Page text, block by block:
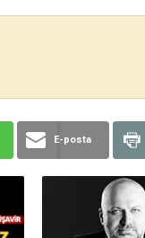
E-posta